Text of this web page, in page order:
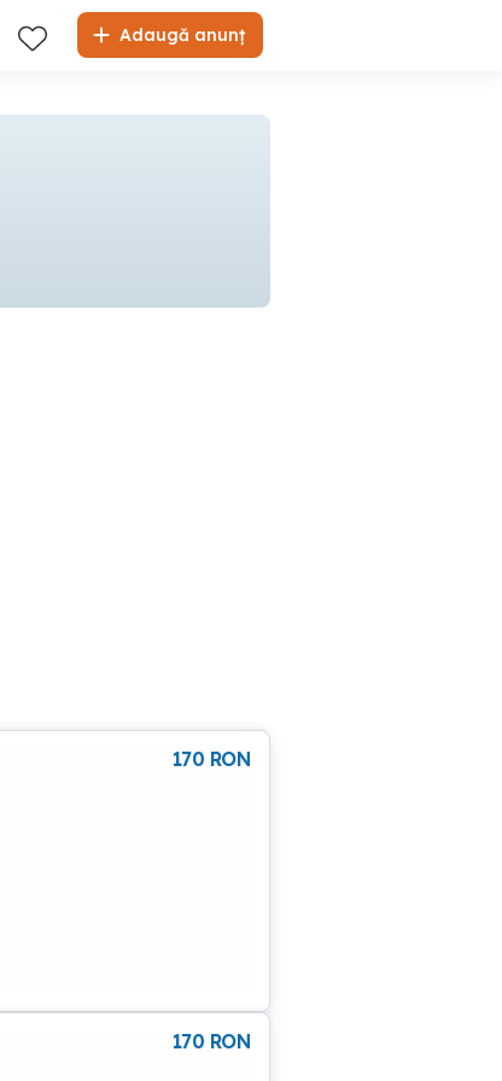
Adaugă anunț
170 RON
170 RON